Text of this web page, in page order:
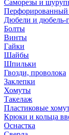
Саморезы и
Перфорированный
Дюбели и дюбель-
Болты
Винты
Гайки
Шайбы
Шпильки
Гвозди, проволока
Заклепки
Хомуты
Такелаж
Пластиковые
Крюки и кольца
Оснастка